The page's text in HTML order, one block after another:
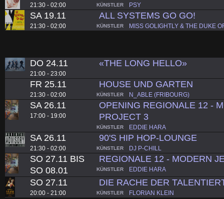
21:30 - 02:00 KÜNSTLER PSY
SA 19.11
21:30 - 02:00
ALL SYSTEMS GO GO!
KÜNSTLER MISS GOLIGHTLY & THE DUKE
DO 24.11
21:00 - 23:00
«THE LONG HELLO»
FR 25.11
21:30 - 02:00
HOUSE UND GARTEN
KÜNSTLER N_ABLE (FRIBOURG)
SA 26.11
17:00 - 19:00
OPENING REGIONALE 12 -
PROJECT 3
KÜNSTLER EDDIE HARA
SA 26.11
21:30 - 02:00
90'S HIP HOP-LOUNGE
KÜNSTLER DJ P-CHILL
SO 27.11 BIS
SO 08.01
REGIONALE 12 - MODERN
KÜNSTLER EDDIE HARA
SO 27.11
20:00 - 21:00
DIE RACHE DER
KÜNSTLER FLORIAN KLEIN